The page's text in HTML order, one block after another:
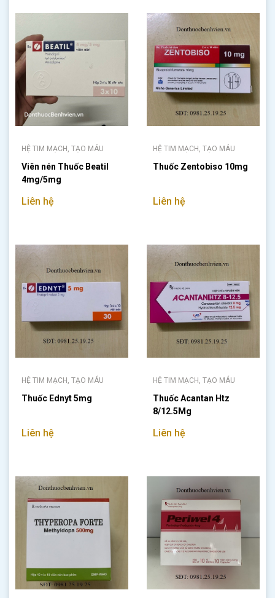
HỆ TIM MẠCH, TẠO MÁU
Viên nén Thuốc Beatil
4mg/5mg
Liên hệ
HỆ TIM MẠCH, TẠO MÁU
Thuốc Zentobiso 10mg
Liên hệ
HỆ TIM MẠCH, TẠO MÁU
Thuốc Ednyt 5mg
Liên hệ
HỆ TIM MẠCH, TẠO MÁU
Thuốc Acantan Htz
8/12.5Mg
Liên hệ